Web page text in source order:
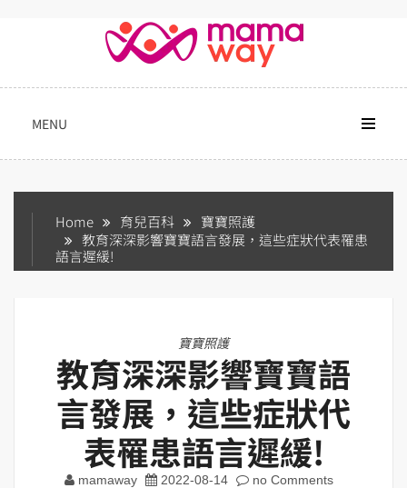
MENU
Home 育兒百科
寶寶照護
教育深深影響寶寶語言發展，這些症狀代表罹患
語言遲緩!
寶寶照護
教育深深影響寶寶語
言發展，這些症狀代
表罹患語言遲緩!
mamaway 2022-08-14 no Comments